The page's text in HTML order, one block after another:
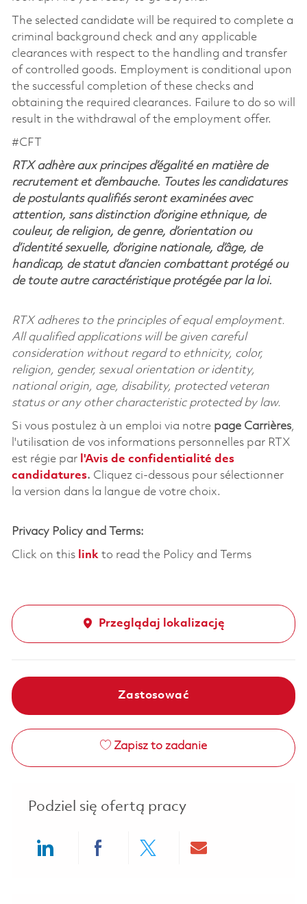
The selected candidate will be required to complete a
criminal background check and any applicable
clearances with respect to the handling and transfer
of controlled goods. Employment is conditional upon
the successful completion of these checks and
obtaining the required clearances. Failure to do so will
result in the withdrawal of the employment offer.
#CFT
RTX adhère aux principes d’égalité en matière de
recrutement et d’embauche. Toutes les candidatures
de postulants qualifiés seront examinées avec
attention, sans distinction d’origine ethnique, de
couleur, de religion, de genre, d’orientation ou
d’identité sexuelle, d’origine nationale, d’âge, de
handicap, de statut d’ancien combattant protégé ou
de toute autre caractéristique protégée par la loi.
RTX adheres to the principles of equal employment.
All qualified applications will be given careful
consideration without regard to ethnicity, color,
religion, gender, sexual orientation or identity,
national origin, age, disability, protected veteran
status or any other characteristic protected by law.
Si vous postulez à un emploi via notre page Carrières,
l'utilisation de vos informations personnelles par RTX
est régie par l'Avis de confidentialité des
candidatures. Cliquez ci-dessous pour sélectionner
la version dans la langue de votre choix.
Privacy Policy and Terms:
Click on this linkto read the Policy and Terms
Przeglądaj lokalizację
Zastosować
Zapisz to zadanie
Podziel się ofertą pracy